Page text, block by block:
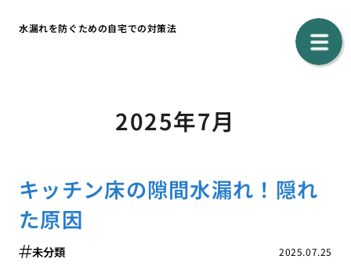
水漏れを防ぐための自宅での対策法
2025年7月
キッチン床の隙間水漏れ！隠れ
た原因
2025.07.25
未分類